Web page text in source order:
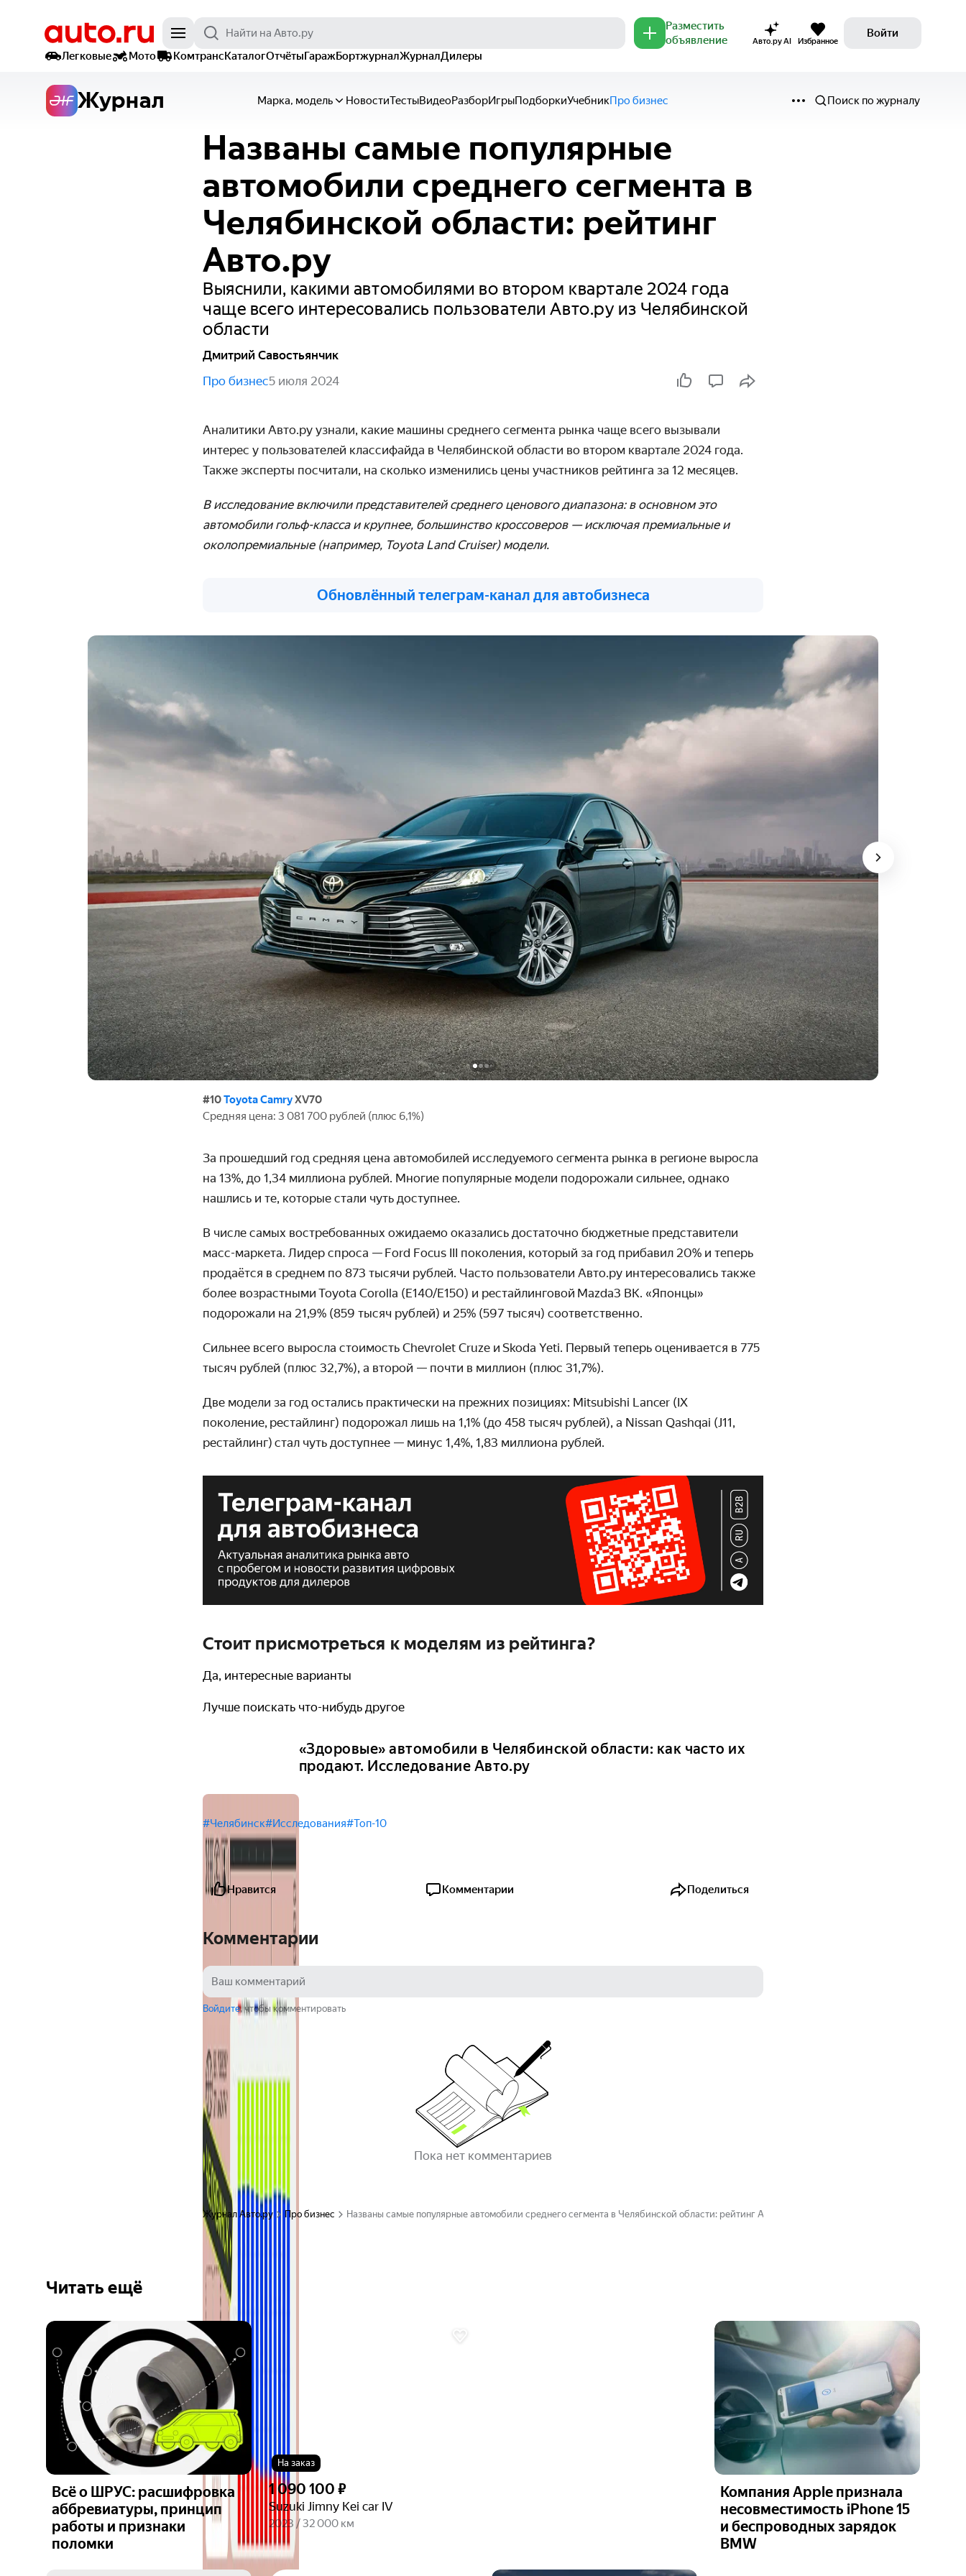
Разместить
объявление
Авто.ру AI Избранное
Войти
Легковые
Мото КомтрансКаталогОтчётыГаражБортжурналЖурналДилеры
Журнал Марка, модель НовостиТестыВидеоРазборИгрыПодборкиУчебникПро бизнес Поиск по журналу
Названы самые популярные
автомобили среднего сегмента в
Челябинской области: рейтинг
Авто.ру
Выяснили, какими автомобилями во втором квартале 2024 года
чаще всего интересовались пользователи Авто.ру из Челябинской
области
Дмитрий Савостьянчик
Про бизнес5 июля 2024
Аналитики Авто.ру узнали, какие машины среднего сегмента рынка чаще всего вызывали
интерес у пользователей классифайда в Челябинской области во втором квартале 2024 года.
Также эксперты посчитали, на сколько изменились цены участников рейтинга за 12 месяцев.
В исследование включили представителей среднего ценового диапазона: в основном это
автомобили гольф-класса и крупнее, большинство кроссоверов — исключая премиальные и
околопремиальные (например, Toyota Land Cruiser) модели.
Обновлённый телеграм-канал для автобизнеса
#10Toyota CamryXV70
Средняя цена: 3 081 700 рублей (плюс 6,1%)
За прошедший год средняя цена автомобилей исследуемого сегмента рынка в регионе выросла
на 13%, до 1,34 миллиона рублей. Многие популярные модели подорожали сильнее, однако
нашлись и те, которые стали чуть доступнее.
В числе самых востребованных ожидаемо оказались достаточно бюджетные представители
масс-маркета. Лидер спроса — Ford Focus III поколения, который за год прибавил 20% и теперь
продаётся в среднем по 873 тысячи рублей. Часто пользователи Авто.ру интересовались также
более возрастными Toyota Corolla (E140/E150) и рестайлинговой Mazda3 BK. «Японцы»
подорожали на 21,9% (859 тысяч рублей) и 25% (597 тысяч) соответственно.
Сильнее всего выросла стоимость Chevrolet Cruze и Skoda Yeti. Первый теперь оценивается в 775
тысяч рублей (плюс 32,7%), а второй — почти в миллион (плюс 31,7%).
Две модели за год остались практически на прежних позициях: Mitsubishi Lancer (IX
поколение, рестайлинг) подорожал лишь на 1,1% (до 458 тысяч рублей), а Nissan Qashqai (J11,
рестайлинг) стал чуть доступнее — минус 1,4%, 1,83 миллиона рублей.
Стоит присмотреться к моделям из рейтинга?
Да, интересные варианты
Лучше поискать что-нибудь другое
«Здоровые» автомобили в Челябинской области: как часто их
продают. Исследование Авто.ру
#Челябинск#Исследования#Топ-10
Нравится Комментарии Поделиться
Комментарии
Войдите, чтобы комментировать
Пока нет комментариев
Журнал Авто.ру Про бизнес Названы самые популярные автомобили среднего сегмента в Челябинской области: рейтинг Авто.ру
Читать ещё
Всё о ШРУС: расшифровка
аббревиатуры, принцип
работы и признаки
поломки
На заказ
1 090 100 ₽
Suzuki Jimny Kei car IV
2023 / 32 000 км
Компания Apple признала
несовместимость iPhone 15
и беспроводных зарядок
BMW